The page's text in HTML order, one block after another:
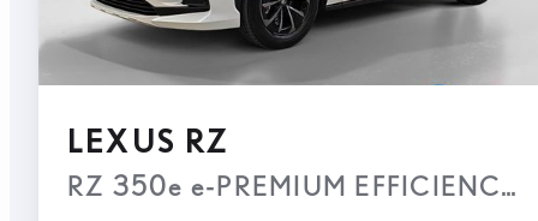
LEXUS RZ
RZ 350e e-PREMIUM EFFICIENCY